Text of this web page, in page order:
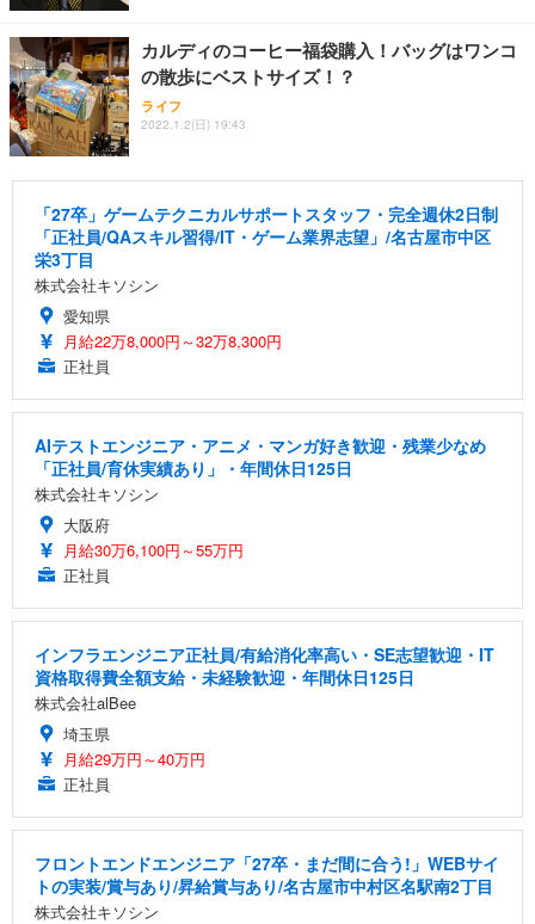
カルディのコーヒー福袋購入！バッグはワンコ
の散歩にベストサイズ！？
ライフ
2022.1.2(日) 19:43
「27卒」ゲームテクニカルサポートスタッフ・完全週休2日制
「正社員/QAスキル習得/IT・ゲーム業界志望」/名古屋市中区
栄3丁目
株式会社キソシン
愛知県
月給22万8,000円～32万8,300円
正社員
AIテストエンジニア・アニメ・マンガ好き歓迎・残業少なめ
「正社員/育休実績あり」・年間休日125日
株式会社キソシン
大阪府
月給30万6,100円～55万円
正社員
インフラエンジニア正社員/有給消化率高い・SE志望歓迎・IT
資格取得費全額支給・未経験歓迎・年間休日125日
株式会社alBee
埼玉県
月給29万円～40万円
正社員
フロントエンドエンジニア「27卒・まだ間に合う!」WEBサイ
トの実装/賞与あり/昇給賞与あり/名古屋市中村区名駅南2丁目
株式会社キソシン